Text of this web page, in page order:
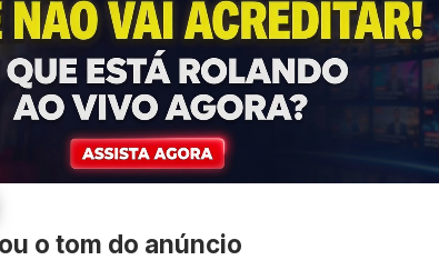
o tom do anúncio